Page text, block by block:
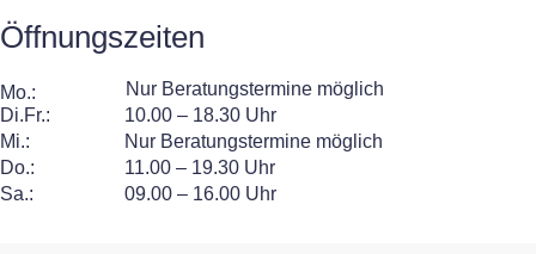
a
c
n
Öffnungszeiten
Mo.:
Nur Beratungstermine möglich
Di.Fr.:
10.00 – 18.30 Uhr
Mi.:
Nur Beratungstermine möglich
Do.:
11.00 – 19.30 Uhr
Sa.:
09.00 – 16.00 Uhr